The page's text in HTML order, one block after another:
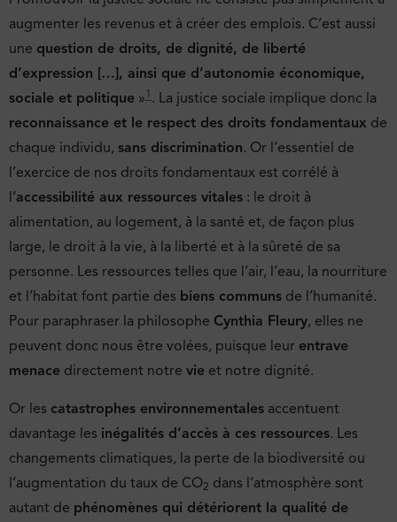
augmenter les revenus et à créer des emplois. C’est aussi
une question de droits, de dignité, de liberté
d’expression […], ainsi que d’autonomie économique,
sociale et politique » 1 . La justice sociale implique donc la
reconnaissance et le respect des droits fondamentaux de
chaque individu, sans discrimination. Or l’essentiel de
l’exercice de nos droits fondamentaux est corrélé à
l’accessibilité aux ressources vitales : le droit à
alimentation, au logement, à la santé et, de façon plus
large, le droit à la vie, à la liberté et à la sûreté de sa
personne. Les ressources telles que l’air, l’eau, la nourriture
et l’habitat font partie des biens communs de l’humanité.
Pour paraphraser la philosophe Cynthia Fleury, elles ne
peuvent donc nous être volées, puisque leur entrave
menace directement notre vie et notre dignité.
Or les catastrophes environnementales accentuent
davantage les inégalités d’accès à ces ressources. Les
changements climatiques, la perte de la biodiversité ou
l’augmentation du taux de CO2 dans l’atmosphère sont
autant de phénomènes qui détériorent la qualité de